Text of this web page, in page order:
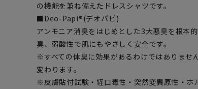
の機能を兼ね備えたドレスシャツです。
■Deo-Papi®(デオパピ)
アンモニア消臭をはじめとした3大悪臭を根本
臭、弱酸性で肌にもやさしく安全です。
※すべての体臭に効果があるわけではありませ
変わります。
※皮膚貼付試験・経口毒性・突然変異原性・ホ